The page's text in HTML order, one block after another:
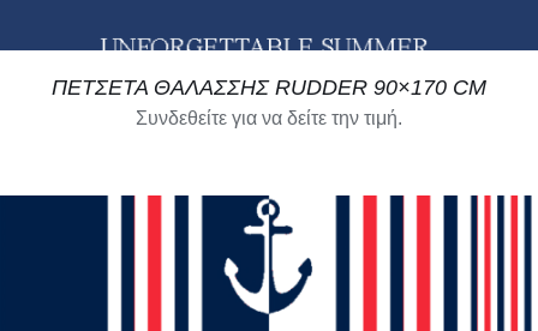
ΠΕΤΣΕΤΑ ΘΑΛΑΣΣΗΣ RUDDER 90×170 CM
Συνδεθείτε για να δείτε την τιμή.